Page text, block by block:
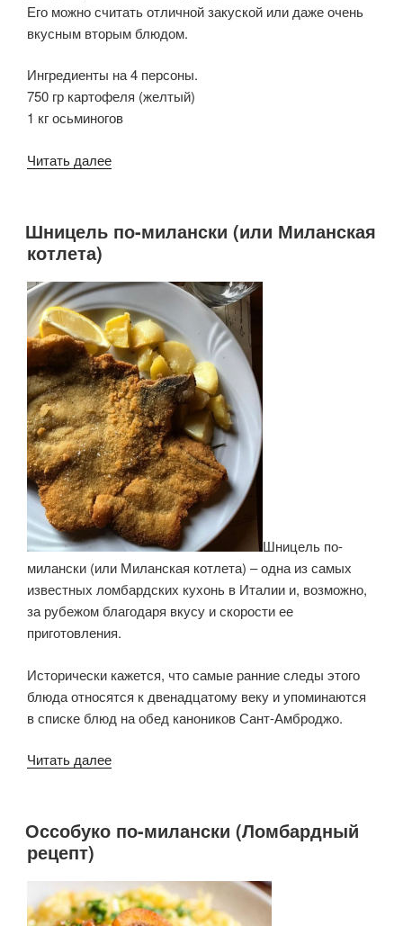
Его можно считать отличной закуской или даже очень
вкусным вторым блюдом.
Ингредиенты на 4 персоны.
750 гр картофеля (желтый)
1 кг осьминогов
Читать далее«Осьминог
рецепт)»
ОПУБЛИКОВАНО
Шницель по-милански (или Миланская
котлета)
Шницель по-
милански (или Миланская котлета) – одна из самых
известных ломбардских кухонь в Италии и, возможно,
за рубежом благодаря вкусу и скорости ее
приготовления.
Исторически кажется, что самые ранние следы этого
блюда относятся к двенадцатому веку и упоминаются
в списке блюд на обед каноников Сант-Амброджо.
Читать далее«Шницель
ОПУБЛИКОВАНО
Оссобуко по-милански (Ломбардный
рецепт)